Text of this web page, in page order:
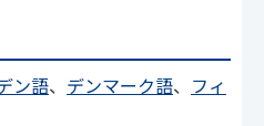
ン語、 デンマーク語、 フィ